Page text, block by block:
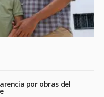
por obras del